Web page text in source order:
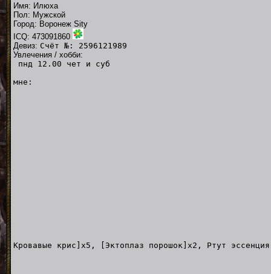
Имя: Илюха
Пол: Мужской
Город: Воронеж Sity
ICQ: 473091860
Девиз: Счёт №: 2596121989
Увлечения / хобби:
пнд 12.00 чет и суб
мне:
Кровавые крис]x5, [Эктоплаз порошок]x2, Ртут эссенция